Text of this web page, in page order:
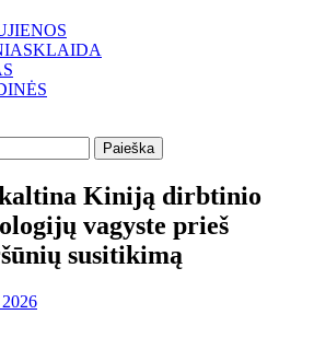
Kiniją dirbtinio
vagyste prieš
susitikimą